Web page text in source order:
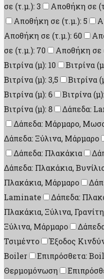
σε (τ.μ.): 3
Αποθήκη σε
Αποθήκη σε (τ.μ.): 5
Αποθήκη σε (τ.μ.): 60
σε (τ.μ.): 70
Αποθήκη σε
Βιτρίνα (μ): 10
Βιτρίνα
Βιτρίνα (μ): 3,5
Βιτρίνα
Βιτρίνα (μ): 6
Βιτρίνα
Βιτρίνα (μ): 8
Δάπεδα:
Δάπεδα: Μάρμαρο,
Δάπεδα: Ξύλινα, Μάρμαρο
Δάπεδα: Πλακάκια
Δάπεδα: Πλακάκια,
Πλακάκια, Μάρμαρο
Laminate
Δάπεδα:
Πλακάκια, Ξύλινα,
Ξύλινα, Μάρμαρο
Τσιμέντο
Έξοδος
Boiler
Επιπρόσθετα:
Θερμομόνωση